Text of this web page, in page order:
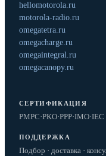
hellomotorola.ru
motorola-radio.ru
omegatetra.ru
omegacharge.ru
omegaintegral.ru
omegacanopy.ru
СЕРТИФИКАЦИЯ
РМРС·РКО·РРР·IMO·IEC
ПОДДЕРЖКА
Подбор · доставка ·